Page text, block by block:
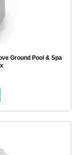
Ground Pool & Spa